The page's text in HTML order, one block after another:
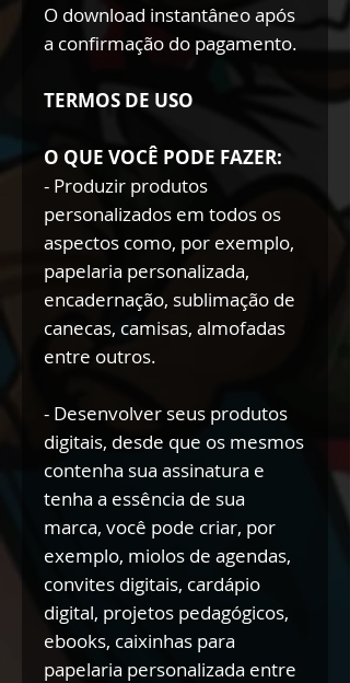
O download instantâneo após
a confirmação do pagamento.
TERMOS DE USO
O QUE VOCÊ PODE FAZER:
- Produzir produtos
personalizados em todos os
aspectos como, por exemplo,
papelaria personalizada,
encadernação, sublimação de
canecas, camisas, almofadas
entre outros.
- Desenvolver seus produtos
digitais, desde que os mesmos
contenha sua assinatura e
tenha a essência de sua
marca, você pode criar, por
exemplo, miolos de agendas,
convites digitais, cardápio
digital, projetos pedagógicos,
ebooks, caixinhas para
papelaria personalizada entre